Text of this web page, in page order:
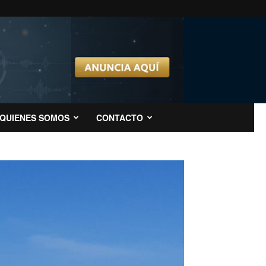
QUIENES SOMOS CONTACTO